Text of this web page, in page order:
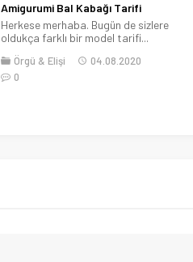
Amigurumi Pasta Tarifi
Merhaba sevgili arkadaşlar. Bugün
sizlere oldukça sıra dışı bir
Örgü & Elişi